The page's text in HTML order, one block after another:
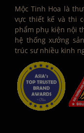
Mộc Tinh Hoa là
vực thiết kế và thi
phẩm phụ kiện nội
hệ thống xưởng
trúc sư nhiều kinh